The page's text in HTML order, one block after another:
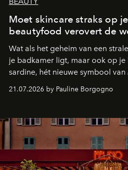
Moet skincare straks op
beautyfood verovert de
Wat als het geheim van een
je badkamer ligt, maar ook op je
sardine, hét nieuwe symbool van
kijker met twee gastronomische
21.07.2026 by Pauline Borgogno